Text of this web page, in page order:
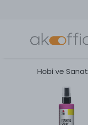
Hobi ve Sanat